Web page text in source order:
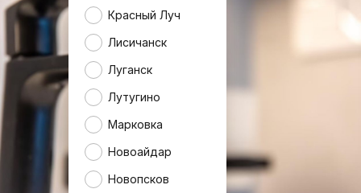
Красный Луч
Лисичанск
Луганск
Лутугино
Марковка
Новоайдар
Новопсков